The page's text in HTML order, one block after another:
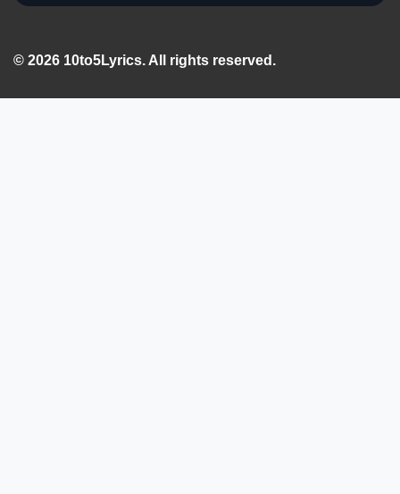
© 2026 10to5Lyrics. All rights reserved.